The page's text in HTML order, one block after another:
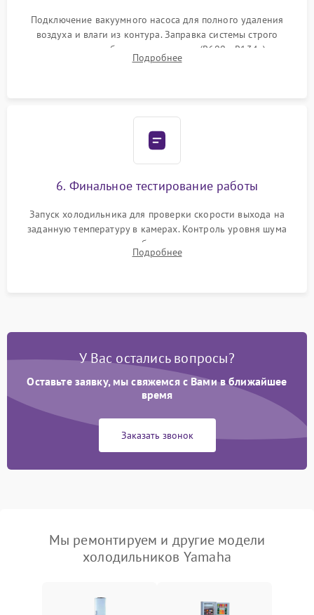
Подключение вакуумного насоса для полного удаления
воздуха и влаги из контура. Заправка системы строго
дозированным объемом хладагента (R600a, R134a) по
электронным весам. Контроль рабочего давления в системе.
Подробнее
6. Финальное тестирование работы
Запуск холодильника для проверки скорости выхода на
заданную температуру в камерах. Контроль уровня шума
компрессора, отсутствия обмерзания стенок и корректного
срабатывания системы автоматической оттайки.
Подробнее
У Вас остались вопросы?
Оставьте заявку, мы свяжемся с Вами в ближайшее
время
Заказать звонок
Мы ремонтируем и другие модели
холодильников Yamaha